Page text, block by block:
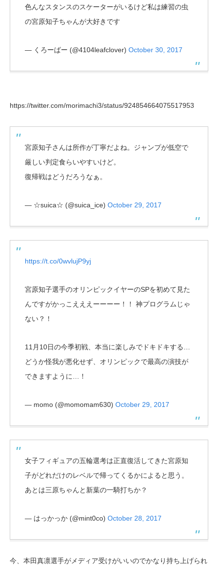
色んなスタンスのスケーターがいるけど私は練習の虫
の宮原知子ちゃんが大好きです
— くろーばー (@4104leafclover) October 30, 2017
https://twitter.com/morimachi3/status/924854664075517953
宮原知子さんは所作が丁寧だよね。ジャンプが低空で
厳しい判定食らいやすいけど。
復帰戦はどうだろうなぁ。
— ☆suica☆ (@suica_ice) October 29, 2017
https://t.co/0wvlujP9yj
宮原知子選手のオリンピックイヤーのSPを初めて見た
んですがかっこえええーーーー！！ 神プログラムじゃ
ない？！
11月10日の今季初戦、本当に楽しみでドキドキする…
どうか怪我が悪化せず、オリンピックで最高の演技が
できますように…！
— momo (@momomam630) October 29, 2017
女子フィギュアの五輪選考は正直復活してきた宮原知
子がどれだけのレベルで帰ってくるかによると思う。
あとは三原ちゃんと新葉の一騎打ちか？
— はっかっか (@mint0co) October 28, 2017
今、本田真凛選手がメディア受けがいいのでかなり持ち上げられ